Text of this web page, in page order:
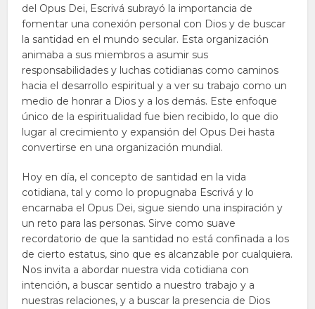
del Opus Dei, Escrivá subrayó la importancia de
fomentar una conexión personal con Dios y de buscar
la santidad en el mundo secular. Esta organización
animaba a sus miembros a asumir sus
responsabilidades y luchas cotidianas como caminos
hacia el desarrollo espiritual y a ver su trabajo como un
medio de honrar a Dios y a los demás. Este enfoque
único de la espiritualidad fue bien recibido, lo que dio
lugar al crecimiento y expansión del Opus Dei hasta
convertirse en una organización mundial.
Hoy en día, el concepto de santidad en la vida
cotidiana, tal y como lo propugnaba Escrivá y lo
encarnaba el Opus Dei, sigue siendo una inspiración y
un reto para las personas. Sirve como suave
recordatorio de que la santidad no está confinada a los
de cierto estatus, sino que es alcanzable por cualquiera.
Nos invita a abordar nuestra vida cotidiana con
intención, a buscar sentido a nuestro trabajo y a
nuestras relaciones, y a buscar la presencia de Dios